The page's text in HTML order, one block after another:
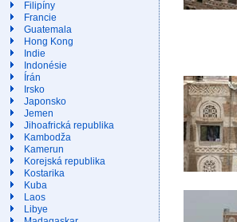
Filipíny
Francie
Guatemala
Hong Kong
Indie
Indonésie
Írán
Irsko
Japonsko
Jemen
Jihoafrická republika
Kambodža
Kamerun
Korejská republika
Kostarika
Kuba
Laos
Libye